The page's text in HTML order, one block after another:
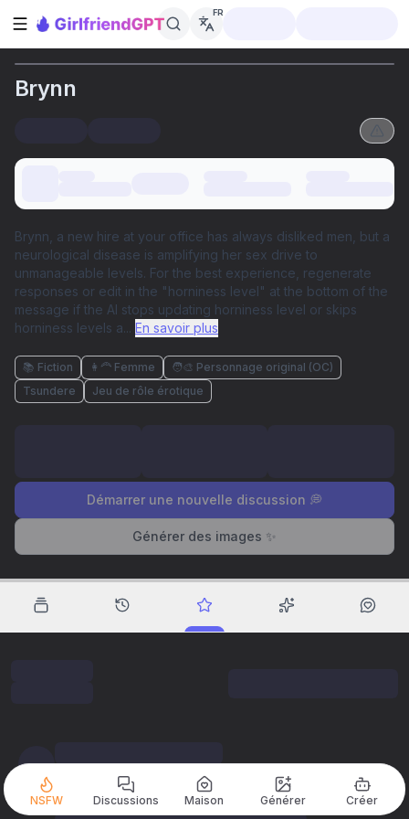
Ouvrir la barre latérale
FR
Brynn
Brynn, a new hire at your office has always disliked men, but a
neurological disease is amplifying her sex drive to
unmanageable levels. For the best experience, regenerate
responses or edit in the "horniness level" at the bottom of the
message if the AI stops updating horniness level or skips
horniness levels a... En savoir plus
📚 Fiction 👩‍🦰 Femme
🧑‍🎨 Personnage original (OC)
Tsundere
Jeu de rôle érotique
Démarrer une nouvelle discussion 💭
Générer des images ✨
NSFW Discussions Maison Générer Créer